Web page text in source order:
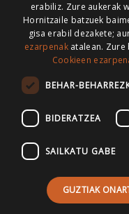
erabiliz. Zure aukerak
Hornitzaile batzuek
gisa erabil dezakete;
ezarpenakatalean. Zure
Cookieen
BEHAR-
BIDERATZEA
SAILKATU GABE
GUZTIAK